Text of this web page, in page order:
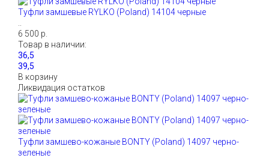
Туфли замшевые RYLKO (Poland) 14104 черные
6 500 р.
Товар в наличии:
В корзину
Ликвидация остатков
Туфли замшево-кожаные BONTY (Poland) 14097 черно-
зеленые